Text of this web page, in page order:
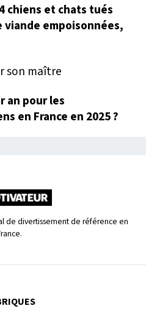
chiens et chats tués
empoisonnées,
an pour les
en France en 2025 ?
de divertissement de référence en